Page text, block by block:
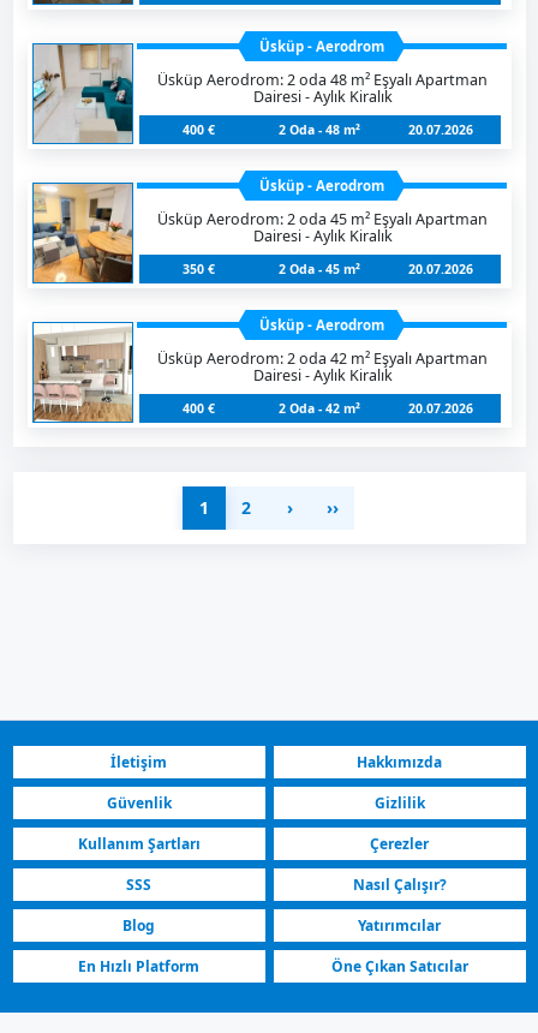
Üsküp - Aerodrom
Üsküp Aerodrom: 2 oda 48 m² Eşyalı Apartman
Dairesi - Aylık Kiralık
400 € 2 Oda - 48 m² 20.07.2026
Üsküp - Aerodrom
Üsküp Aerodrom: 2 oda 45 m² Eşyalı Apartman
Dairesi - Aylık Kiralık
350 € 2 Oda - 45 m² 20.07.2026
Üsküp - Aerodrom
Üsküp Aerodrom: 2 oda 42 m² Eşyalı Apartman
Dairesi - Aylık Kiralık
400 € 2 Oda - 42 m² 20.07.2026
1 2 › ››
İletişim
Hakkımızda
Güvenlik
Gizlilik
Kullanım Şartları
Çerezler
SSS
Nasıl Çalışır?
Blog
Yatırımcılar
En Hızlı Platform
Öne Çıkan Satıcılar